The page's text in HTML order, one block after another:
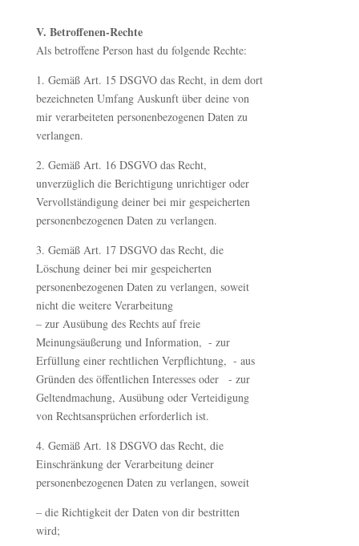
V. Betroffenen-Rechte
Als betroffene Person hast du folgende Rechte:
1. Gemäß Art. 15 DSGVO das Recht, in dem dort
bezeichneten Umfang Auskunft über deine von
mir verarbeiteten personenbezogenen Daten zu
verlangen.
2. Gemäß Art. 16 DSGVO das Recht,
unverzüglich die Berichtigung unrichtiger oder
Vervollständigung deiner bei mir gespeicherten
personenbezogenen Daten zu verlangen.
3. Gemäß Art. 17 DSGVO das Recht, die
Löschung deiner bei mir gespeicherten
personenbezogenen Daten zu verlangen, soweit
nicht die weitere Verarbeitung
– zur Ausübung des Rechts auf freie
Meinungsäußerung und Information, - zur
Erfüllung einer rechtlichen Verpflichtung, - aus
Gründen des öffentlichen Interesses oder - zur
Geltendmachung, Ausübung oder Verteidigung
von Rechtsansprüchen erforderlich ist.
4. Gemäß Art. 18 DSGVO das Recht, die
Einschränkung der Verarbeitung deiner
personenbezogenen Daten zu verlangen, soweit
– die Richtigkeit der Daten von dir bestritten
wird;